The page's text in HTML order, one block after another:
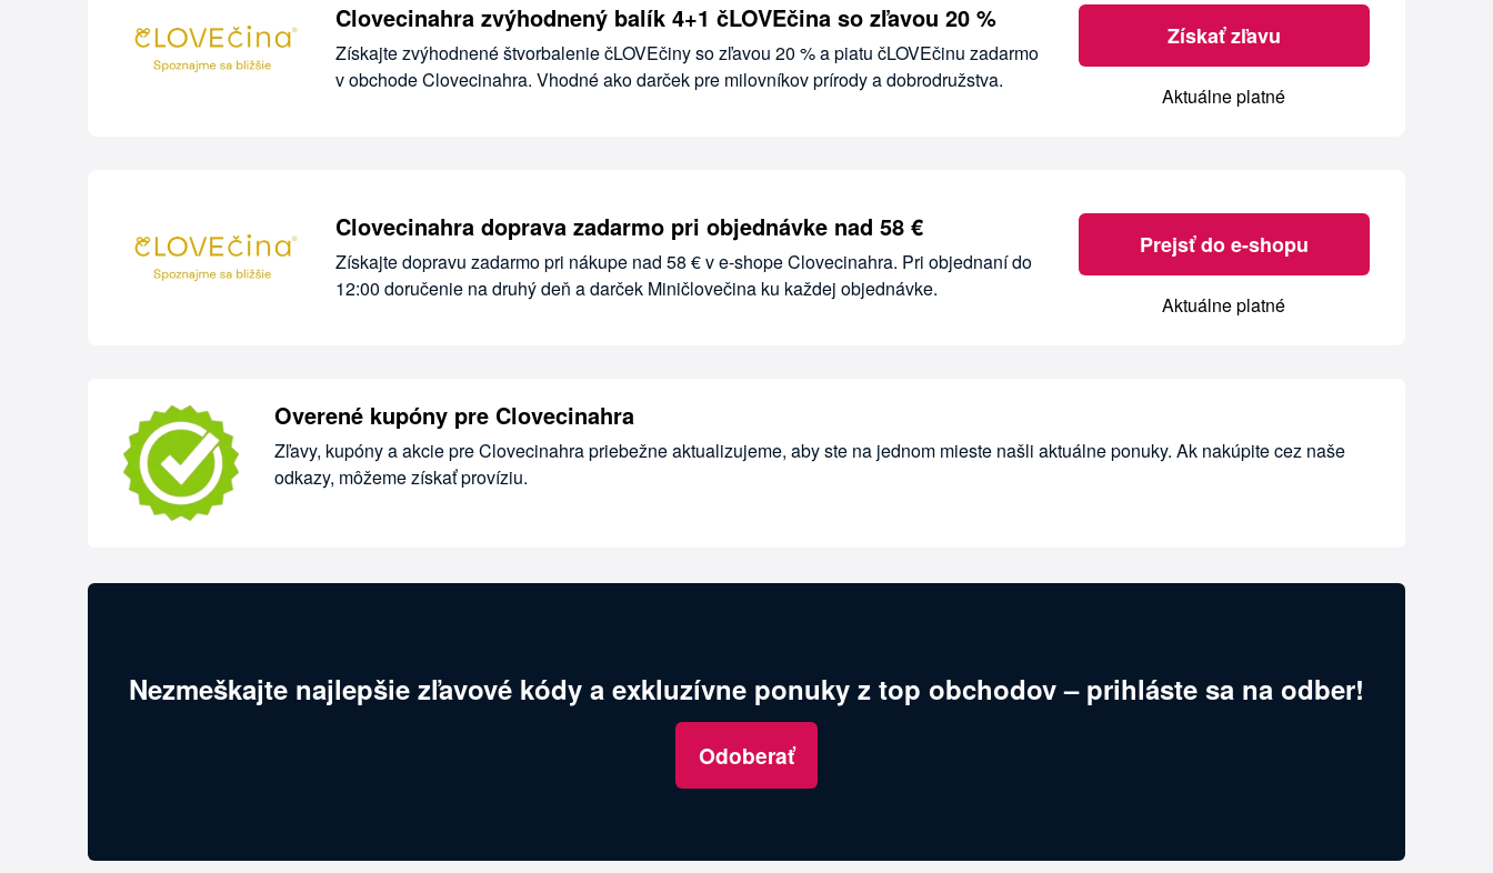
Clovecinahra zvýhodnený balík 4+1 čLOVEčina so zľavou 20 %
Získajte zvýhodnené štvorbalenie čLOVEčiny so zľavou 20 % a piatu čLOVEčinu zadarmo
v obchode Clovecinahra. Vhodné ako darček pre milovníkov prírody a dobrodružstva.
Získať zľavu
Aktuálne platné
Clovecinahra doprava zadarmo pri objednávke nad 58 €
Získajte dopravu zadarmo pri nákupe nad 58 € v e-shope Clovecinahra. Pri objednaní do
12:00 doručenie na druhý deň a darček Miničlovečina ku každej objednávke.
Prejsť do e-shopu
Aktuálne platné
Overené kupóny pre Clovecinahra
Zľavy, kupóny a akcie pre Clovecinahra priebežne aktualizujeme, aby ste na jednom mieste našli aktuálne ponuky. Ak nakúpite cez naše
odkazy, môžeme získať províziu.
Nezmeškajte najlepšie zľavové kódy a exkluzívne ponuky z top obchodov – prihláste sa na odber!
Odoberať